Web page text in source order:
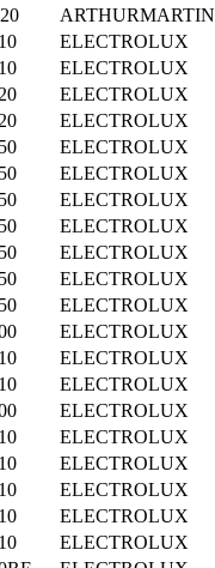
ELECTROLUX
ELECTROLUX
ELECTROLUX
ELECTROLUX
ELECTROLUX
ELECTROLUX
ELECTROLUX
ELECTROLUX
ELECTROLUX
ELECTROLUX
ELECTROLUX
ELECTROLUX
ELECTROLUX
ELECTROLUX
ELECTROLUX
ELECTROLUX
ELECTROLUX
ELECTROLUX
ELECTROLUX
ELECTROLUX